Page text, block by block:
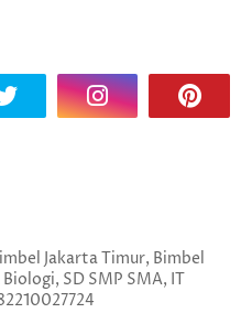
Jakarta Timur, Bimbel
SD SMP SMA, IT